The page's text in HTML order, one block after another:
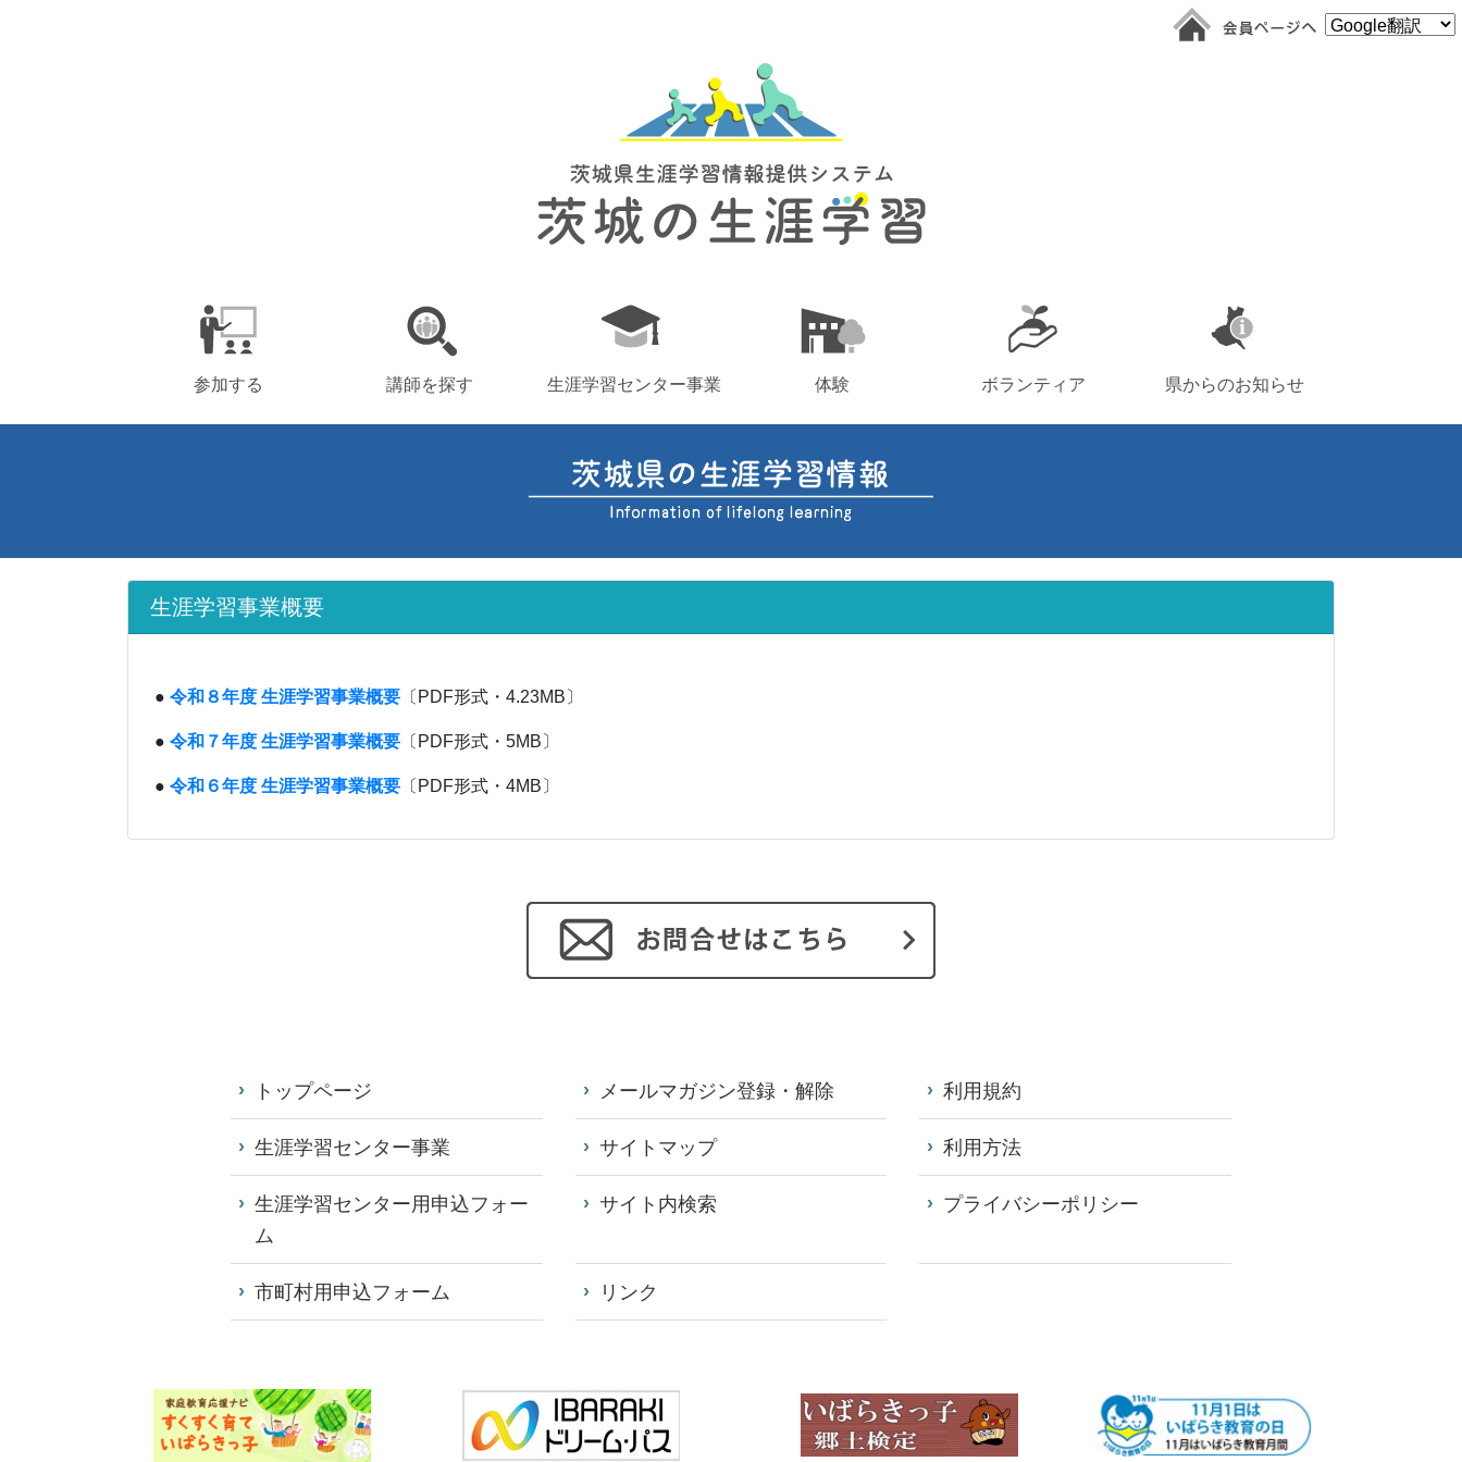
参加する 講師を探す 生涯学習センター事業 体験 ボランティア 県からのお知らせ
生涯学習事業概要
● 令和８年度 生涯学習事業概要 〔PDF形式・4.23MB〕
● 令和７年度 生涯学習事業概要 〔PDF形式・5MB〕
● 令和６年度 生涯学習事業概要 〔PDF形式・4MB〕
トップページ
生涯学習センター事業
生涯学習センター用申込フォー
ム
市町村用申込フォーム
メールマガジン登録・解除
サイトマップ
サイト内検索
リンク
利用規約
利用方法
プライバシーポリシー